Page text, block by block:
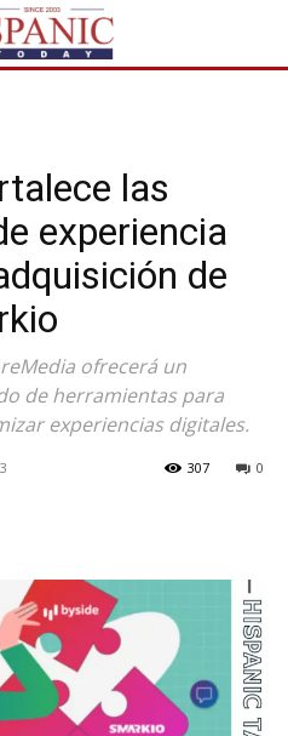
las
experiencia
de
ofrecerá un
de herramientas para
experiencias digitales.
0
307